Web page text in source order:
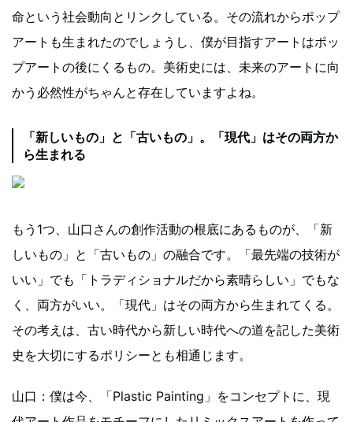
命という社会動向とリンクしている。その流れからポップ
アートも生まれたのでしょうし、僕が目指すアートはポッ
プアートの後にくるもの。美術史には、未来のアートに向
かう必然性がちゃんと存在していますよね。
「新しいもの」と「古いもの」。「現代」はその両方か
ら生まれる
もう1つ、山口さんの創作活動の根底にあるものが、「新
しいもの」と「古いもの」の融合です。「最先端の技術が
いい」でも「トラディショナルだから素晴らしい」でもな
く、両方がいい。「現代」はその両方から生まれてくる。
その考えは、古い時代から新しい時代への道を記した美術
史を大切にするポリシーとも相通じます。
山口：僕は今、「Plastic Painting」をコンセプトに、現